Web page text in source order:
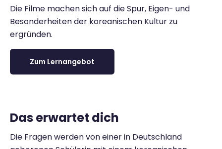
Die Filme machen sich auf die Spur, Eigen- und
Besonderheiten der koreanischen Kultur zu
ergründen.
Zum Lernangebot
Das erwartet dich
Die Fragen werden von einer in Deutschland